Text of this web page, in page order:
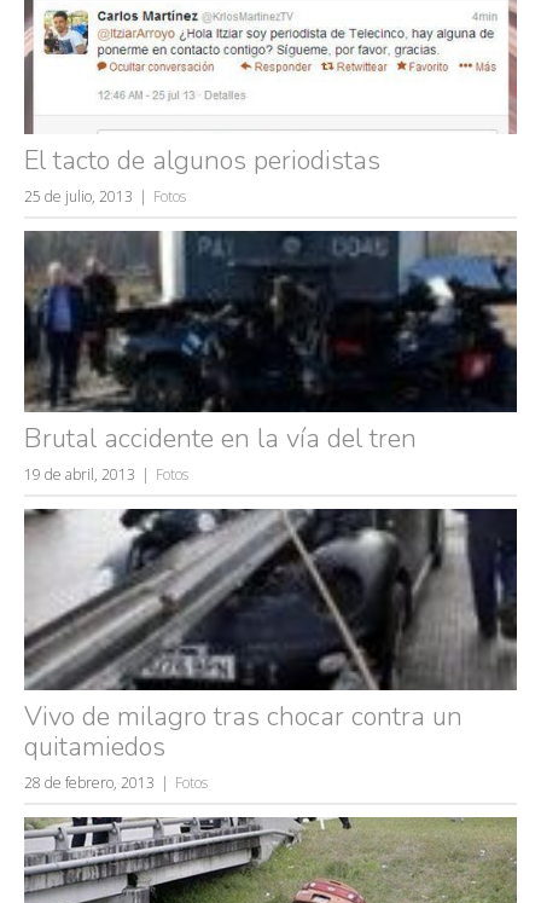
El tacto de algunos periodistas
25 de julio, 2013 Fotos
Brutal accidente en la vía del tren
19 de abril, 2013 Fotos
Vivo de milagro tras chocar contra un
quitamiedos
28 de febrero, 2013 Fotos